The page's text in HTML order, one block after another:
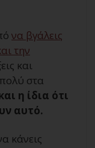
να βγάλεις
την
και
στα
η ίδια ότι
αυτό.
κάνεις